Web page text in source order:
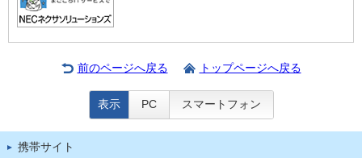
前のページへ戻る トップページへ戻る
表示 PC スマートフォン
携帯サイト